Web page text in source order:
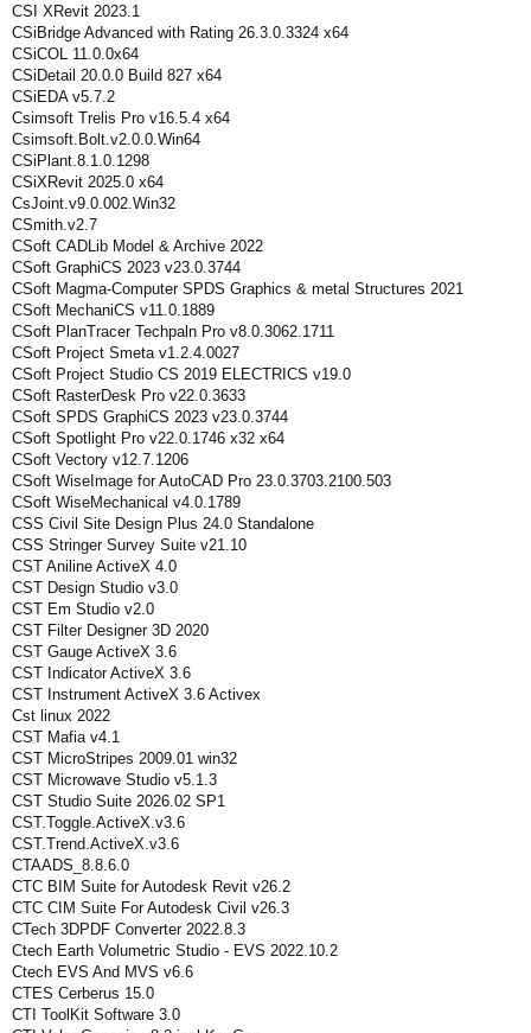
CSI XRevit 2023.1
CSiBridge Advanced with Rating 26.3.0.3324 x64
CSiCOL 11.0.0x64
CSiDetail 20.0.0 Build 827 x64
CSiEDA v5.7.2
Csimsoft Trelis Pro v16.5.4 x64
Csimsoft.Bolt.v2.0.0.Win64
CSiPlant.8.1.0.1298
CSiXRevit 2025.0 x64
CsJoint.v9.0.002.Win32
CSmith.v2.7
CSoft CADLib Model & Archive 2022
CSoft GraphiCS 2023 v23.0.3744
CSoft Magma-Computer SPDS Graphics & metal Structures 2021
CSoft MechaniCS v11.0.1889
CSoft PlanTracer Techpaln Pro v8.0.3062.1711
CSoft Project Smeta v1.2.4.0027
CSoft Project Studio CS 2019 ELECTRICS v19.0
CSoft RasterDesk Pro v22.0.3633
CSoft SPDS GraphiCS 2023 v23.0.3744
CSoft Spotlight Pro v22.0.1746 x32 x64
CSoft Vectory v12.7.1206
CSoft WiseImage for AutoCAD Pro 23.0.3703.2100.503
CSoft WiseMechanical v4.0.1789
CSS Civil Site Design Plus 24.0 Standalone
CSS Stringer Survey Suite v21.10
CST Aniline ActiveX 4.0
CST Design Studio v3.0
CST Em Studio v2.0
CST Filter Designer 3D 2020
CST Gauge ActiveX 3.6
CST Indicator ActiveX 3.6
CST Instrument ActiveX 3.6 Activex
Cst linux 2022
CST Mafia v4.1
CST MicroStripes 2009.01 win32
CST Microwave Studio v5.1.3
CST Studio Suite 2026.02 SP1
CST.Toggle.ActiveX.v3.6
CST.Trend.ActiveX.v3.6
CTAADS_8.8.6.0
CTC BIM Suite for Autodesk Revit v26.2
CTC CIM Suite For Autodesk Civil v26.3
CTech 3DPDF Converter 2022.8.3
Ctech Earth Volumetric Studio - EVS 2022.10.2
Ctech EVS And MVS v6.6
CTES Cerberus 15.0
CTI ToolKit Software 3.0